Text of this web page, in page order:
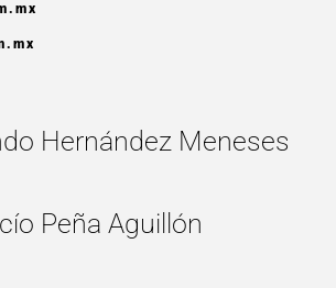
Hernández Meneses
Peña Aguillón